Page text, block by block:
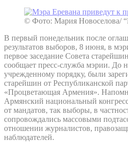
© Фото: Мария Новоселова/
В первый понедельник после
результатов выборов, 8 июня, в
первое заседание Совета
сообщает пресс-служба мэрии. До
учрежденному порядку, были
старейшин от Республиканской
«Процветающая Армения».
Армянский национальный конгресс
от мандатов, так выборы, в
сопровождались массовыми
отношении журналистов,
наблюдателей.